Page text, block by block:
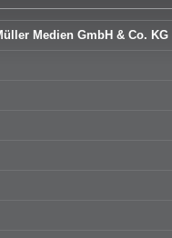
Medien GmbH & Co. KG